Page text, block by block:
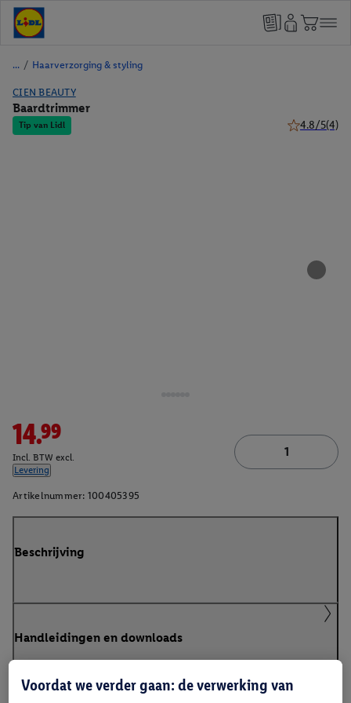
/ Haarverzorging & styling
CIEN BEAUTY
Baardtrimmer
Tip van Lidl 4.8/5(4)
14.99
Incl. BTW excl.
Levering
Artikelnummer: 100405395
Beschrijving
Handleidingen en downloads
Voordat we verder gaan: de verwerking van